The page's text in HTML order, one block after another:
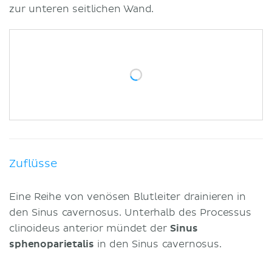
zur unteren seitlichen Wand.
Zuflüsse
Eine Reihe von venösen Blutleiter drainieren in
den Sinus cavernosus. Unterhalb des Processus
clinoideus anterior mündet der Sinus
sphenoparietalis in den Sinus cavernosus.